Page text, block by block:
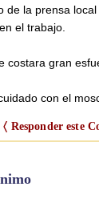
de la prensa
el trabajo.
costara gran
con el
Responder este